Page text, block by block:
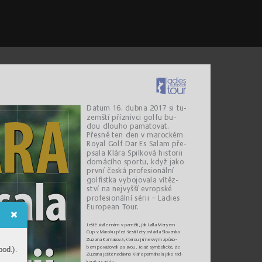
Ještě stále mám v paměti, jak La lla Meryem
Cup v Maro ku před šesti lety ovládla Sloven ka
Zuzana Kamasová, kterou jsme svým způso-
bem považovali za svou. Je až symbolické, že
Zuzana ještě nedávno K láře pomáha la jako rád-
Datum 1 6. dubna 2017 si tu-
zemští přízn ivci golfu bu -
dou dlouho pamatovat.
Přesně ten den v m arockém
Roya l Golf Dar Es Sal am pře-
psal a Kl ára Spil ková h istorii
domácího sportu, když jako
první česká profesionál ní
golﬁ st ka vyboj ova a vítěz-
ství na nejvyšší evrops ké
profesionální sérii – Ladi es
European Tour.
RA
ala